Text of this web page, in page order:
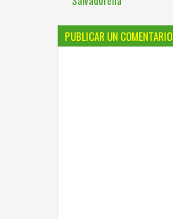
PUBLICAR UN COMENTARIO